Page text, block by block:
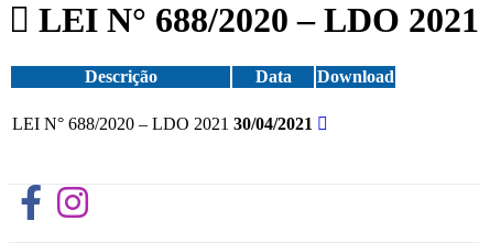
LEI N° 688/2020 – LDO 2021
Descrição Data Download
LEI N° 688/2020 – LDO 2021 30/04/2021